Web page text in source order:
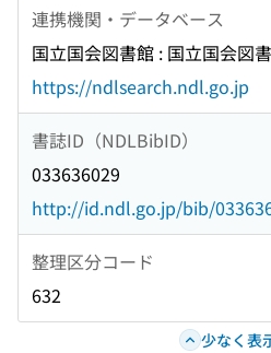
連携機関・データベース
国立国会図書館 : 国立国会図
https://ndlsearch.ndl.go.jp
書誌ID（NDLBibID）
033636029
http://id.ndl.go.jp/bib/
整理区分コード
632
少なく表